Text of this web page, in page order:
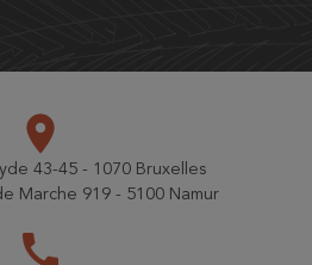
place
43-45 - 1070 Bruxelles
Marche 919 - 5100 Namur
call